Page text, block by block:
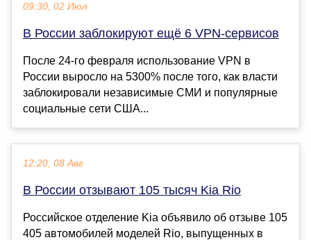
09:30, 02 Июл
В России заблокируют ещё 6 VPN-сервисов
После 24-го февраля использование VPN в
России выросло на 5300% после того, как власти
заблокировали независимые СМИ и популярные
социальные сети США...
12:20, 08 Авг
В России отзывают 105 тысяч Kia Rio
Российское отделение Kia объявило об отзыве 105
405 автомобилей моделей Rio, выпущенных в